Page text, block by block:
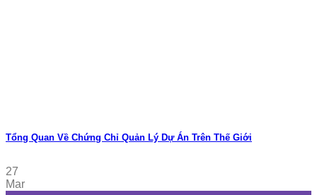
Tổng Quan Về Chứng Chỉ Quản Lý Dự Án Trên Thế Giới
27
Mar